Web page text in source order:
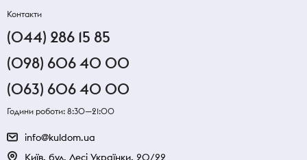
Контакти
(044) 286 15 85
(098) 606 40 00
(063) 606 40 00
Години роботи: 8:30—21:00
info@kuldom.ua
Київ, бул. Лесі Українки, 20/22